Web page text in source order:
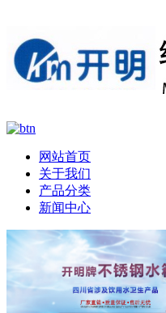
网站首页
关于我们
产品分类
新闻中心